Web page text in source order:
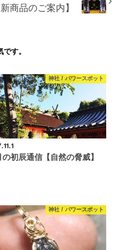
新商品のご案内】
す。
神社 / パワースポット
の初辰通信【自然の脅威】
神社 / パワースポット